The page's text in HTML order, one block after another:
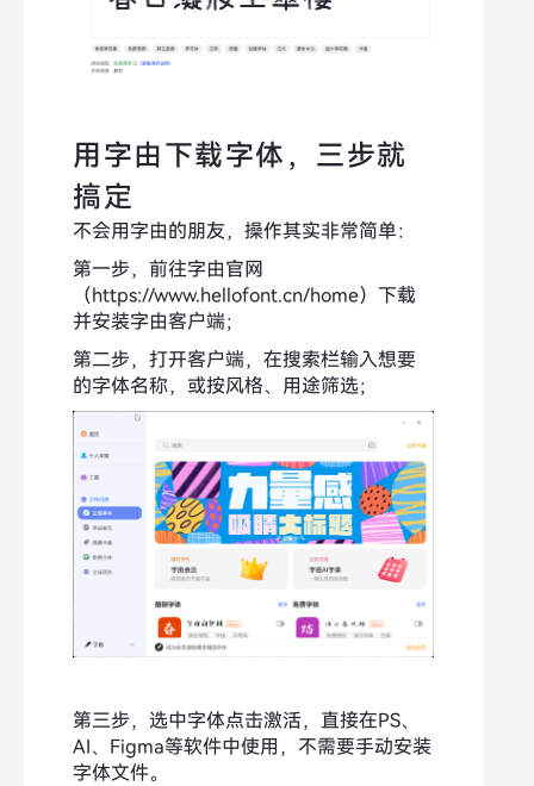
用字由下载字体，三步就
搞定
不会用字由的朋友，操作其实非常简单：
第一步，前往字由官网
（https://www.hellofont.cn/home）下载
并安装字由客户端；
第二步，打开客户端，在搜索栏输入想要
的字体名称，或按风格、用途筛选；
第三步，选中字体点击激活，直接在PS、
AI、Figma等软件中使用，不需要手动安装
字体文件。